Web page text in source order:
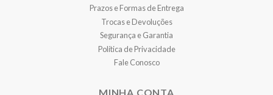
Prazos e Formas de Entrega
Trocas e Devoluções
Segurança e Garantia
Política de Privacidade
Fale Conosco
MINHA CONTA